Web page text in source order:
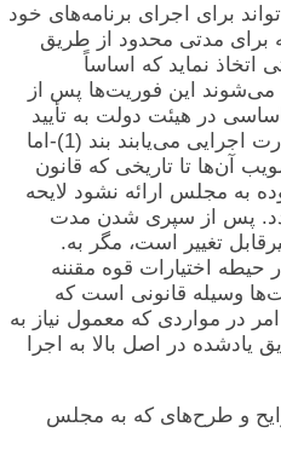
برای اجرای برنامه‌های خود
برای مدتی محدود از طریق
تصمیماتی اتخاذ نماید که اساساً
این فوریت‌ها پس از
در هیئت دولت به تأیید
خواهدرسید و پس از انتشار قدرت اجرایی می‌یابند بند (1)-اما
آن‌ها تا تاریخی که قانون
به مجلس ارائه نشود لایحه
پس از سپری شدن مدت
تغییر است، مگر به.
حیطه اختیارات قوه مقننه
(پاورقی ۱:) فوریت‌ها وسیله قانونی است که
در مواردی که معمول نیاز به
در اصل بالا به اجرا
و طرح‌های که به مجلس